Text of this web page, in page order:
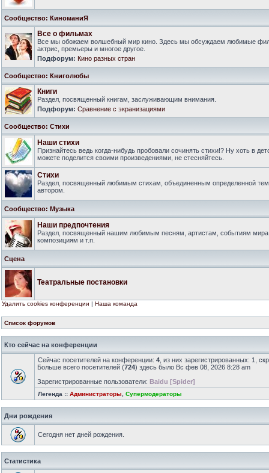
Сообщество: КиноманиЯ
Все о фильмах
Все мы обожаем волшебный мир кино. Здесь мы обсуждаем любимые
актрис, премьеры и многое другое.
Подфорум: Кино разных стран
Сообщество: Книголюбы
Книги
Раздел, посвященный книгам, заслуживающим внимания.
Подфорум: Сравнение с экранизациями
Сообщество: Стихи
Наши стихи
Признайтесь ведь когда-нибудь пробовали сочинять стихи!? Ну хоть в
можете поделится своими произведениями, не стесняйтесь.
Стихи
Раздел, посвященный любимым стихам, объединенным определенной
автором.
Сообщество: Музыка
Наши предпочтения
Раздел, посвященный нашим любимым песням, артистам, событиям
композициям и т.п.
Сцена
Театральные постановки
Удалить cookies конференции | Наша команда
Список форумов
Кто сейчас на конференции
Сейчас посетителей на конференции: 4 , из них зарегистрированных: 1,
Больше всего посетителей (724) здесь было Вс фев 08, 2026 8:28 am
Зарегистрированные пользователи: Baidu [Spider]
Легенда :: Администраторы Супермодераторы
Дни рождения
Сегодня нет дней рождения.
Статистика